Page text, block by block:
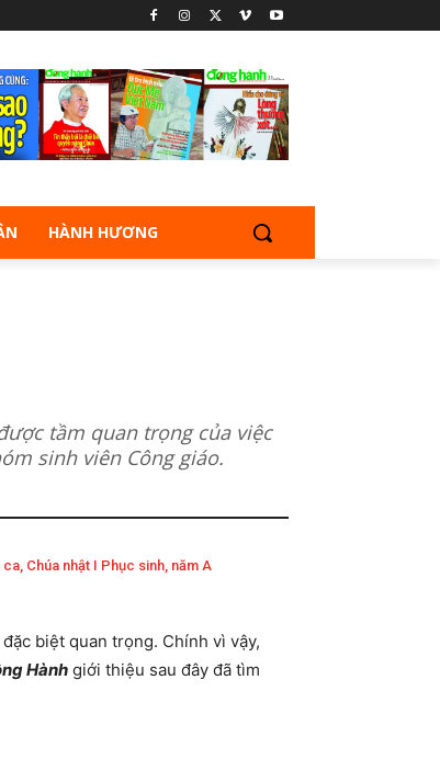
HÀNH HƯƠNG
tầm quan trọng của việc
sinh viên Công giáo.
Chúa nhật I Phục sinh, năm A
biệt quan trọng. Chính vì vậy,
Hành giới thiệu sau đây đã tìm